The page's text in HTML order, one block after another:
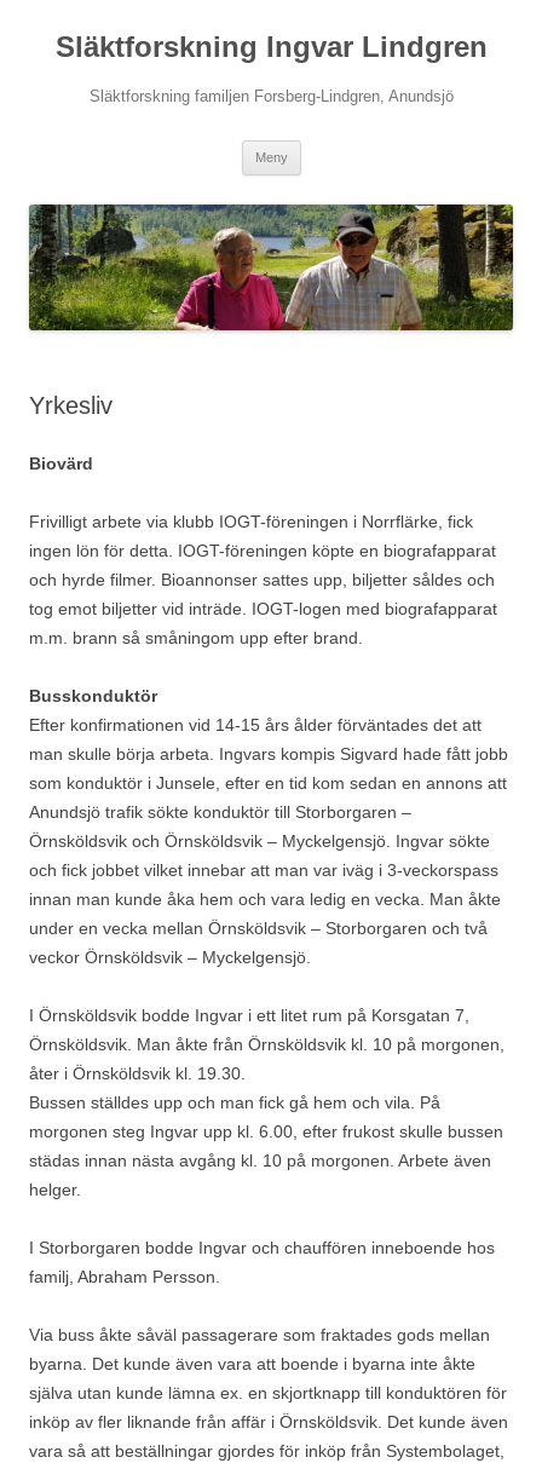
innehåll
Släktforskning Ingvar Lindgren
Släktforskning familjen Forsberg-Lindgren, Anundsjö
Meny
Yrkesliv
Biovärd
Frivilligt arbete via klubb IOGT-föreningen i Norrflärke, fick
ingen lön för detta. IOGT-föreningen köpte en biografapparat
och hyrde filmer. Bioannonser sattes upp, biljetter såldes och
tog emot biljetter vid inträde. IOGT-logen med biografapparat
m.m. brann så småningom upp efter brand.
Busskonduktör
Efter konfirmationen vid 14-15 års ålder förväntades det att
man skulle börja arbeta. Ingvars kompis Sigvard hade fått jobb
som konduktör i Junsele, efter en tid kom sedan en annons att
Anundsjö trafik sökte konduktör till Storborgaren –
Örnsköldsvik och Örnsköldsvik – Myckelgensjö. Ingvar sökte
och fick jobbet vilket innebar att man var iväg i 3-veckorspass
innan man kunde åka hem och vara ledig en vecka. Man åkte
under en vecka mellan Örnsköldsvik – Storborgaren och två
veckor Örnsköldsvik – Myckelgensjö.
I Örnsköldsvik bodde Ingvar i ett litet rum på Korsgatan 7,
Örnsköldsvik. Man åkte från Örnsköldsvik kl. 10 på morgonen,
åter i Örnsköldsvik kl. 19.30.
Bussen ställdes upp och man fick gå hem och vila. På
morgonen steg Ingvar upp kl. 6.00, efter frukost skulle bussen
städas innan nästa avgång kl. 10 på morgonen. Arbete även
helger.
I Storborgaren bodde Ingvar och chauffören inneboende hos
familj, Abraham Persson.
Via buss åkte såväl passagerare som fraktades gods mellan
byarna. Det kunde även vara att boende i byarna inte åkte
själva utan kunde lämna ex. en skjortknapp till konduktören för
inköp av fler liknande från affär i Örnsköldsvik. Det kunde även
vara så att beställningar gjordes för inköp från Systembolaget,